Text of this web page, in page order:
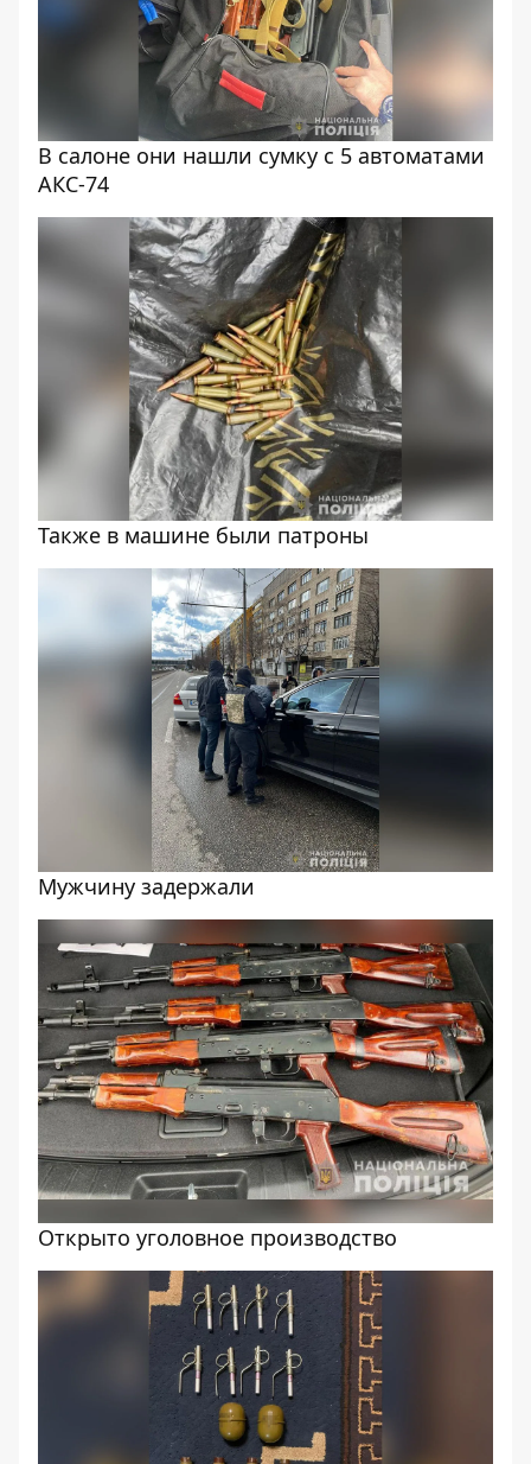
В салоне они нашли сумку с 5 автоматами
АКС-74
Также в машине были патроны
Мужчину задержали
Открыто уголовное производство